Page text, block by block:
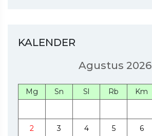
KALENDER
Agustus 2026
Mg Sn Sl Rb Km
2 3 4 5 6